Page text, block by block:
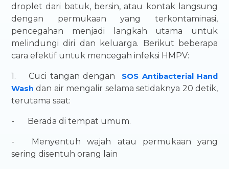
droplet dari batuk, bersin, atau kontak langsung
dengan permukaan yang terkontaminasi,
pencegahan menjadi langkah utama untuk
melindungi diri dan keluarga. Berikut beberapa
cara efektif untuk mencegah infeksi HMPV:
1. Cuci tangan dengan SOS Antibacterial Hand
Wash dan air mengalir selama setidaknya 20 detik,
terutama saat:
- Berada di tempat umum.
-
Menyentuh wajah atau permukaan yang
sering disentuh orang lain